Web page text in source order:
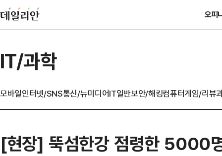
오피
IT/과학
모바일인터넷/SNS통신/뉴미디어IT일반보안/해킹컴퓨터게임/리뷰
[현장] 뚝섬한강 점령한 5000